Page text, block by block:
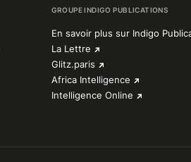
GROUPE INDIGO PUBLICATIONS
En savoir plus sur Indigo
La Lettre
Glitz.paris
Africa Intelligence
Intelligence Online